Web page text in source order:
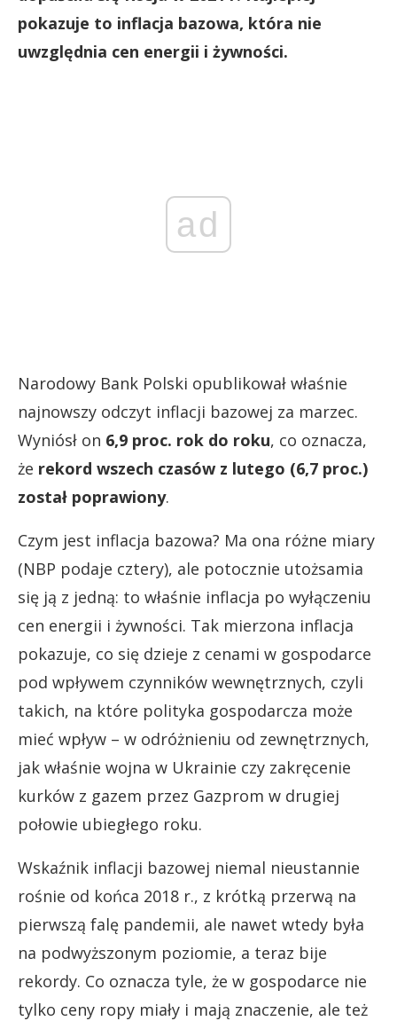
pokazuje to inflacja bazowa, która nie
uwzględnia cen energii i żywności.
ad
Narodowy Bank Polski opublikował właśnie
najnowszy odczyt inflacji bazowej za marzec.
Wyniósł on 6,9 proc. rok do roku, co oznacza,
że rekord wszech czasów z lutego (6,7 proc.)
został poprawiony.
Czym jest inflacja bazowa? Ma ona różne miary
(NBP podaje cztery), ale potocznie utożsamia
się ją z jedną: to właśnie inflacja po wyłączeniu
cen energii i żywności. Tak mierzona inflacja
pokazuje, co się dzieje z cenami w gospodarce
pod wpływem czynników wewnętrznych, czyli
takich, na które polityka gospodarcza może
mieć wpływ – w odróżnieniu od zewnętrznych,
jak właśnie wojna w Ukrainie czy zakręcenie
kurków z gazem przez Gazprom w drugiej
połowie ubiegłego roku.
Wskaźnik inflacji bazowej niemal nieustannie
rośnie od końca 2018 r., z krótką przerwą na
pierwszą falę pandemii, ale nawet wtedy była
na podwyższonym poziomie, a teraz bije
rekordy. Co oznacza tyle, że w gospodarce nie
tylko ceny ropy miały i mają znaczenie, ale też